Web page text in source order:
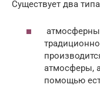
Существует два
атмосферы,
помощью